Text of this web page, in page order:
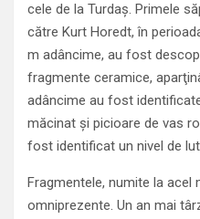
cele de la Turdaş. Primele
către Kurt Horedt, în
m adâncime, au fost
fragmente ceramice,
adâncime au fost
măcinat şi picioare de vas
fost identificat un nivel de
Fragmentele, numite la acel
omniprezente. Un an mai